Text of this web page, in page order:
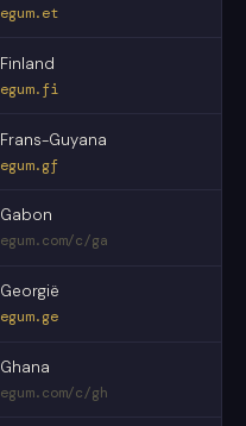
egum.et
Finland
egum.fi
Frans-Guyana
egum.gf
Gabon
egum.com/c/ga
Georgië
egum.ge
Ghana
egum.com/c/gh